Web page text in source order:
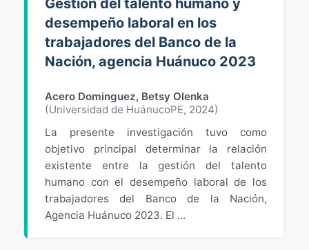
Gestión del talento humano y
desempeño laboral en los
trabajadores del Banco de la
Nación, agencia Huánuco 2023
Acero Dominguez, Betsy Olenka
(Universidad de HuánucoPE, 2024)
La presente investigación tuvo como
objetivo principal determinar la relación
existente entre la gestión del talento
humano con el desempeño laboral de los
trabajadores del Banco de la Nación,
Agencia Huánuco 2023. El ...